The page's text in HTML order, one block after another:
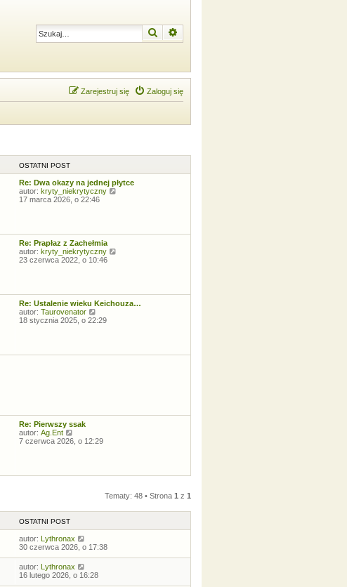
Szukaj
Zaloguj się
Zarejestruj się
OSTATNI POST
Re: Dwa okazy na jednej płytce
autor: kryty_niekrytyczny
e
s
17 marca 2026, o 22:46
Re: Prapłaz z Zachełmia
autor: kryty_niekrytyczny
e
t
23 czerwca 2022, o 10:46
Re: Ustalenie wieku Keichouza…
autor: Taurovenator
y
e
z
y
18 stycznia 2025, o 22:29
Re: Pierwszy ssak
autor: Ag.Ent
y
e
o
w
s
z
y
p
7 czerwca 2026, o 12:29
Tematy: 48 • Strona 1 z 1
OSTATNI POST
autor: Lythronax
30 czerwca 2026, o 17:38
autor: Lythronax
16 lutego 2026, o 16:28